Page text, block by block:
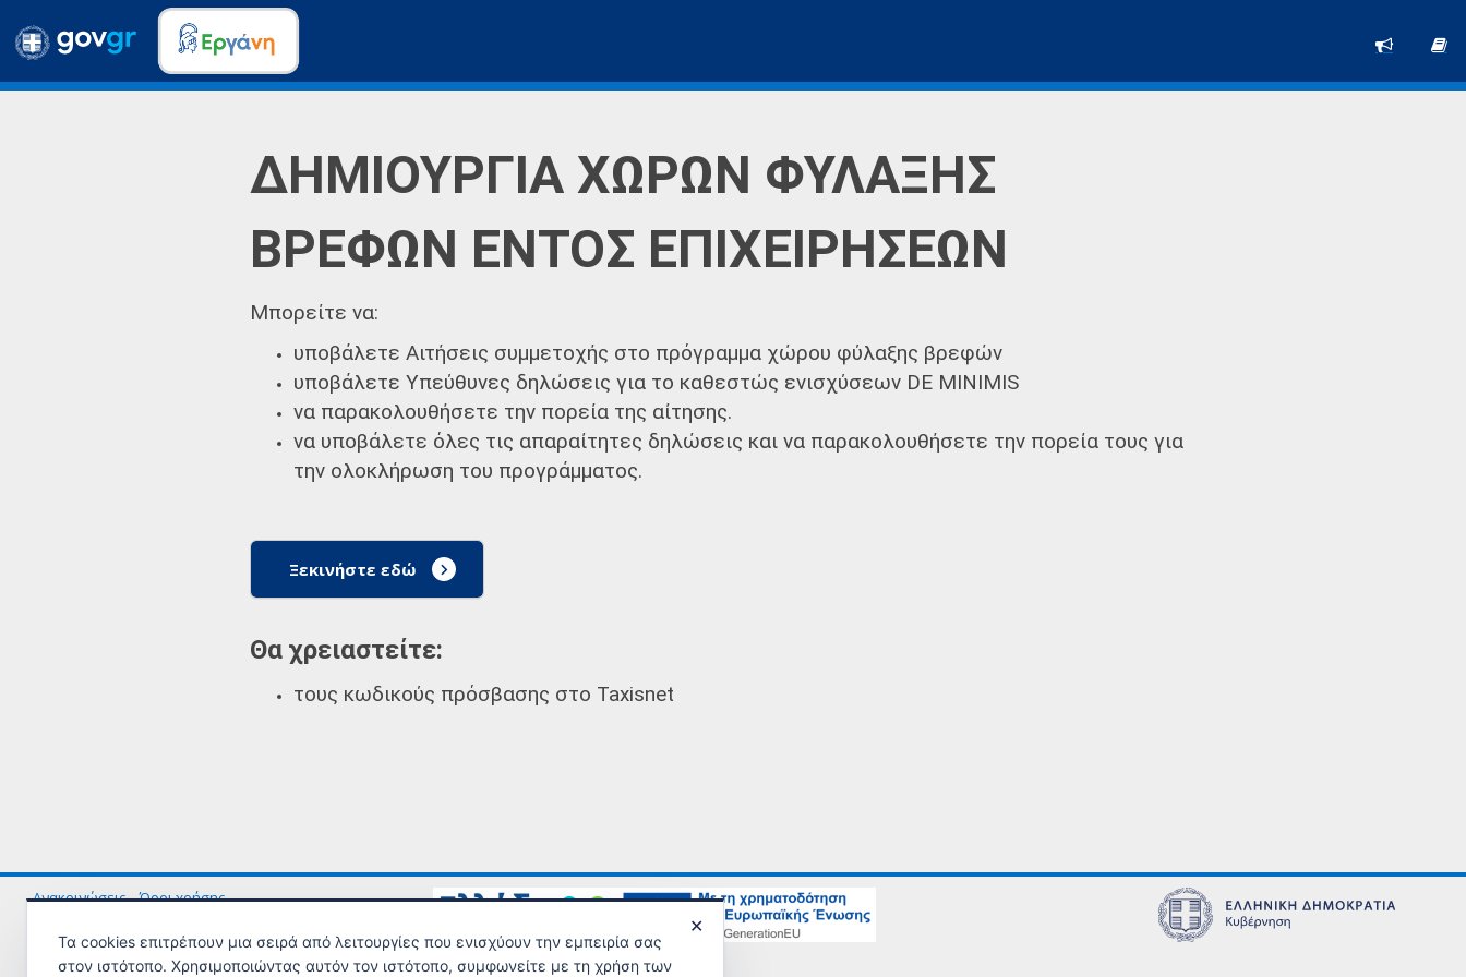
ΔΗΜΙΟΥΡΓΙΑ ΧΩΡΩΝ ΦΥΛΑΞΗΣ
ΒΡΕΦΩΝ ΕΝΤΟΣ ΕΠΙΧΕΙΡΗΣΕΩΝ
Μπορείτε να:
υποβάλετε Αιτήσεις συμμετοχής στο πρόγραμμα χώρου φύλαξης βρεφών
υποβάλετε Υπεύθυνες δηλώσεις για το καθεστώς ενισχύσεων DE MINIMIS
να παρακολουθήσετε την πορεία της αίτησης.
να υποβάλετε όλες τις απαραίτητες δηλώσεις και να παρακολουθήσετε την πορεία τους για
την ολοκλήρωση του προγράμματος.
Ξεκινήστε εδώ
Θα χρειαστείτε:
τους κωδικούς πρόσβασης στο Taxisnet
Ανακοινώσεις Όροι χρήσης
© Copyright 2023 - Υλοποίηση από τοΥπουργείο Εργασίας και Κοινωνικής Ασφάλισης
✕
Τα cookies επιτρέπουν μια σειρά από λειτουργίες που ενισχύουν την εμπειρία σας
στον ιστότοπο. Χρησιμοποιώντας αυτόν τον ιστότοπο, συμφωνείτε με τη χρήση των